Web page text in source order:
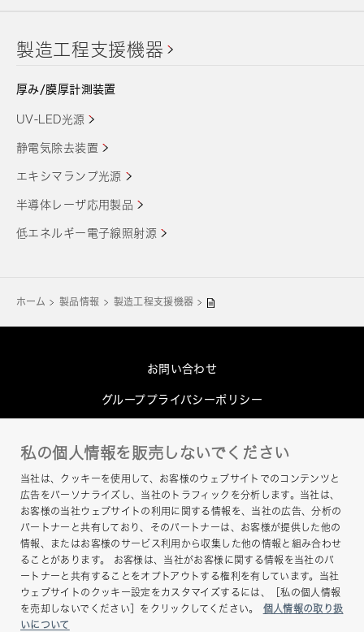
製造工程支援機器
厚み/膜厚計測装置
UV-LED光源
静電気除去装置
エキシマランプ光源
半導体レーザ応用製品
低エネルギー電子線照射源
ホーム 製品情報 製造工程支援機器
お問い合わせ
グループプライバシーポリシー
このサイトについて
ヘルプ
サイトマップ
私の個人情報を販売しないでください
当社は、クッキーを使用して、お客様のウェブサイトでのコンテンツと
広告をパーソナライズし、当社のトラフィックを分析します。当社は、
お客様の当社ウェブサイトの利用に関する情報を、当社の広告、分析の
パートナーと共有しており、そのパートナーは、お客様が提供した他の
情報、またはお客様のサービス利用から収集した他の情報と組み合わせ
ることがあります。 お客様は、当社がお客様に関する情報を当社のパ
ートナーと共有することをオプトアウトする権利を有しています。当社
ウェブサイトのクッキー設定をカスタマイズするには、［私の個人情報
を売却しないでください］をクリックしてください。
個人情報の取り扱
いについて